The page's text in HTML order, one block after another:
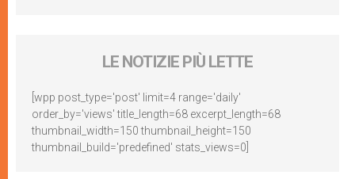
LE NOTIZIE PIÙ LETTE
[wpp post_type='post' limit=4 range='daily'
order_by='views' title_length=68 excerpt_length=68
thumbnail_width=150 thumbnail_height=150
thumbnail_build='predefined' stats_views=0]